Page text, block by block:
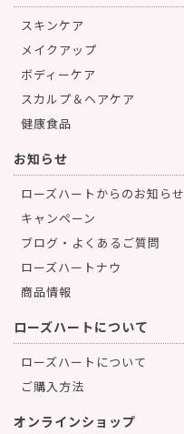
スキンケア
メイクアップ
ボディーケア
スカルプ＆ヘアケア
健康食品
お知らせ
ローズハートからのお知らせ
キャンペーン
ブログ・よくあるご質問
ローズハートナウ
商品情報
ローズハートについて
ローズハートについて
ご購入方法
オンラインショップ